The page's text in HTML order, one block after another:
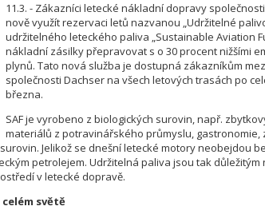
11.3. - Zákazníci letecké nákladní dopravy
nově využít rezervaci letů nazvanou „Udržitelné
udržitelného leteckého paliva „Sustainable Aviation
nákladní zásilky přepravovat s o 30 procent nižšími
plynů. Tato nová služba je dostupná zákazníkům
společnosti Dachser na všech letových trasách po
března.
SAF je vyrobeno z biologických surovin, např.
materiálů z potravinářského průmyslu, gastronomie,
Jelikož se dnešní letecké motory neobejdou
petrolejem. Udržitelná paliva jsou tak důležitým
v letecké dopravě.
světě